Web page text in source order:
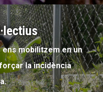
mobilitzem en un
la incidència